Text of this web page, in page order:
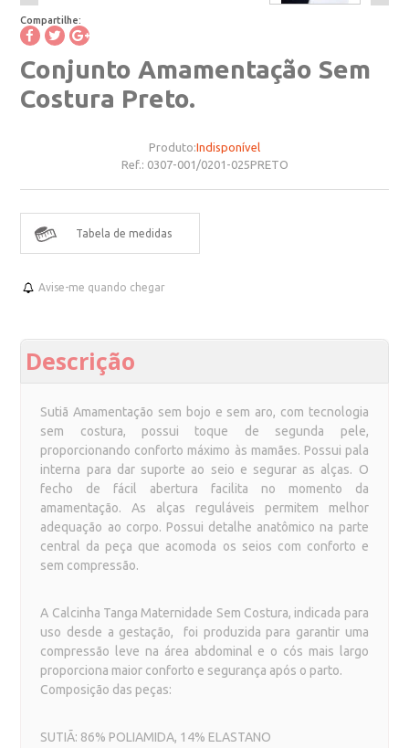
Compartilhe:
Conjunto Amamentação Sem
Costura Preto.
Produto:Indisponível
Ref.: 0307-001/0201-025PRETO
Tabela de medidas
Avise-me quando chegar
Descrição
Sutiã Amamentação sem bojo e sem aro, com tecnologia
sem costura, possui toque de segunda pele,
proporcionando conforto máximo às mamães. Possui pala
interna para dar suporte ao seio e segurar as alças. O
fecho de fácil abertura facilita no momento da
amamentação. As alças reguláveis permitem melhor
adequação ao corpo. Possui detalhe anatômico na parte
central da peça que acomoda os seios com conforto e
sem compressão.
A Calcinha Tanga Maternidade Sem Costura, indicada para
uso desde a gestação, foi produzida para garantir uma
compressão leve na área abdominal e o cós mais largo
proporciona maior conforto e segurança após o parto.
Composição das peças:
SUTIÃ: 86% POLIAMIDA, 14% ELASTANO